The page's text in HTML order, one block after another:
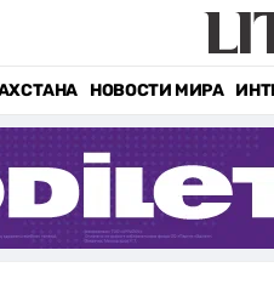
НОВОСТИ МИРА